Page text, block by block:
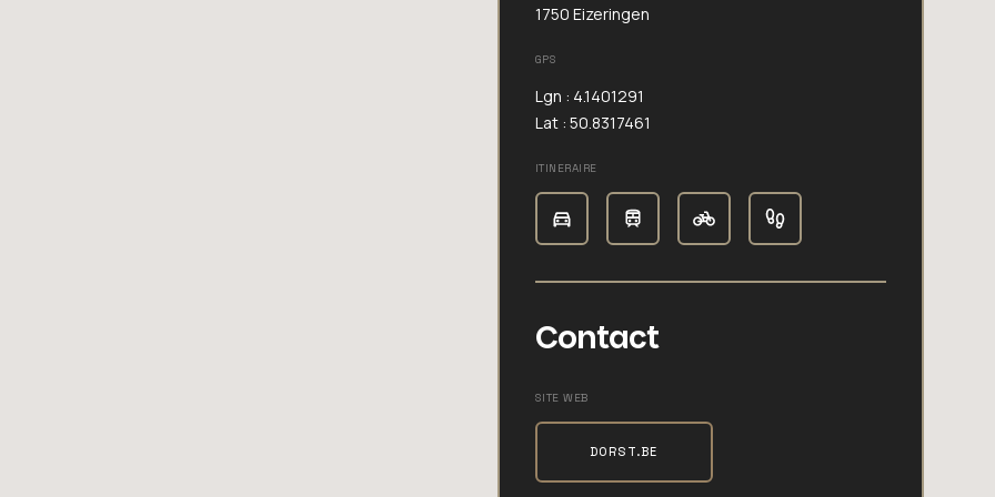
1750 Eizeringen
GPS
Lgn : 4.1401291
Lat : 50.8317461
ITINERAIRE
Contact
SITE WEB
DORST.BE